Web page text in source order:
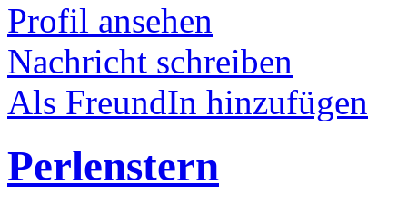
Profil ansehen
Nachricht schreiben
Als FreundIn hinzufügen
Perlenstern